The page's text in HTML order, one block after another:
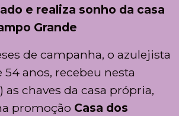
e realiza sonho da casa
Grande
de campanha, o azulejista
54 anos, recebeu nesta
as chaves da casa própria,
promoção Casa dos